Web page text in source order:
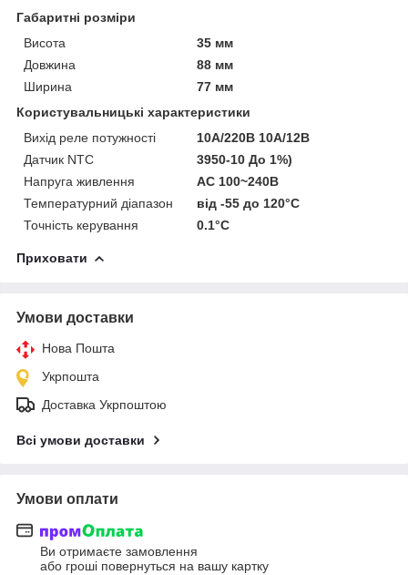
Габаритні розміри
Висота
35 мм
Довжина
88 мм
Ширина
77 мм
Користувальницькі характеристики
Вихід реле потужності
10A/220В 10A/12В
Датчик NTC
3950-10 До 1%)
Напруга живлення
AC 100~240В
Температурний діапазон
від -55 до 120°C
Точність керування
0.1°C
Приховати
Умови доставки
Нова Пошта
Укрпошта
Доставка Укрпоштою
Всі умови доставки
Умови оплати
Ви отримаєте замовлення
або гроші повернуться на вашу картку